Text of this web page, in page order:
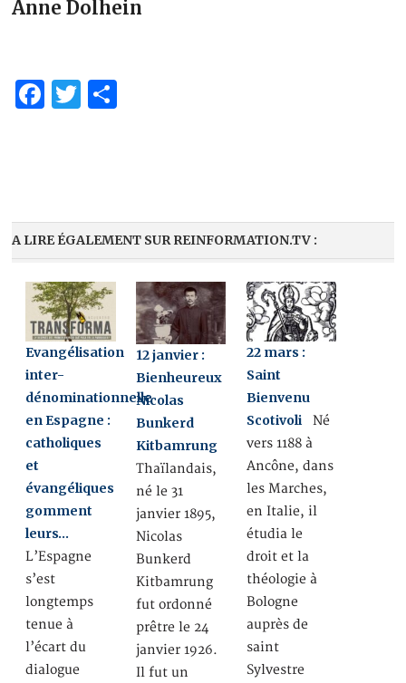
Anne Dolhein
Facebook
Twitter
A LIRE ÉGALEMENT SUR REINFORMATION.TV :
Evangélisation
inter-
dénominationnelle
en Espagne :
catholiques
et
évangéliques
gomment
leurs…
L’Espagne
s’est
longtemps
tenue à
l’écart du
dialogue
12 janvier :
Bienheureux
Nicolas
Bunkerd
Kitbamrung
Thaïlandais,
né le 31
janvier 1895,
Nicolas
Bunkerd
Kitbamrung
fut ordonné
prêtre le 24
janvier 1926.
Il fut un
22 mars :
Saint
Bienvenu
Scotivoli Né
vers 1188 à
Ancône, dans
les Marches,
en Italie, il
étudia le
droit et la
théologie à
Bologne
auprès de
saint
Sylvestre